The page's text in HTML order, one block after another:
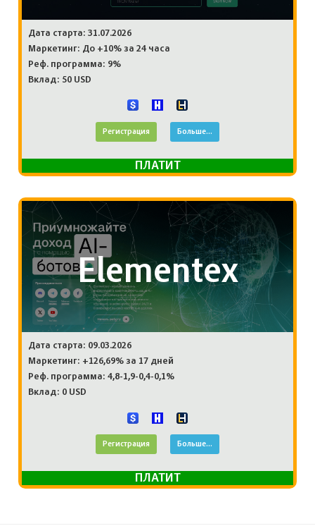
Дата старта: 31.07.2026
Маркетинг: До +10% за 24 часа
Реф. программа: 9%
Вклад: 50 USD
Регистрация Больше...
ПЛАТИТ
Elementex
Дата старта: 09.03.2026
Маркетинг: +126,69% за 17 дней
Реф. программа: 4,8-1,9-0,4-0,1%
Вклад: 0 USD
Регистрация Больше...
ПЛАТИТ